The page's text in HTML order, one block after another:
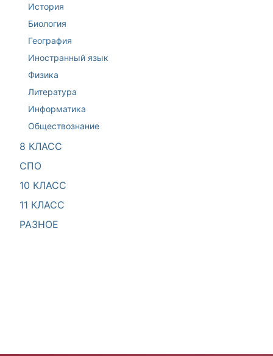
История
Биология
География
Иностранный язык
Физика
Литература
Информатика
Обществознание
8 КЛАСС
СПО
10 КЛАСС
11 КЛАСС
РАЗНОЕ